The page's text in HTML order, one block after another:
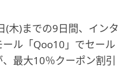
木)までの9日間、インタ
ル「Qoo10」でセール
最大10％クーポン割引